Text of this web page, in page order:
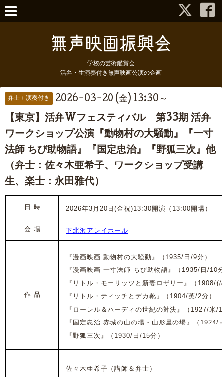
学校の芸術鑑賞会
活弁・生演奏付き無声映画公演の企画
弁士＋演奏付き 2026-03-20 (金) 13:30～
【東京】活弁Wフェスティバル 第33期 活弁
ワークショップ公演『動物村の大騒動』『一寸
法師 ちび助物語』『国定忠治』『野狐三次』他
（弁士：佐々木亜希子、ワークショップ受講
生、楽士：永田雅代）
日 時 2026年3月20日(金祝)13:30開演（13:00開場）
会 場 下北沢アレイホール
作 品
『漫画映画 動物村の大騒動』
（1935/日/9分）
『漫画映画 一寸法師 ちび助物語』（1935/日/10
『リトル・モーリッツと新妻ロザリー』（1908/
『リトル・ティッチとデカ靴』（1904/英/2分）
『ローレル＆ハーディの世紀の対決』（1927/米/
『国定忠治 赤城の山の場・山形屋の場』（1924/
『野狐三次』（1930/日/15分）
佐々木亜希子（講師＆弁士）